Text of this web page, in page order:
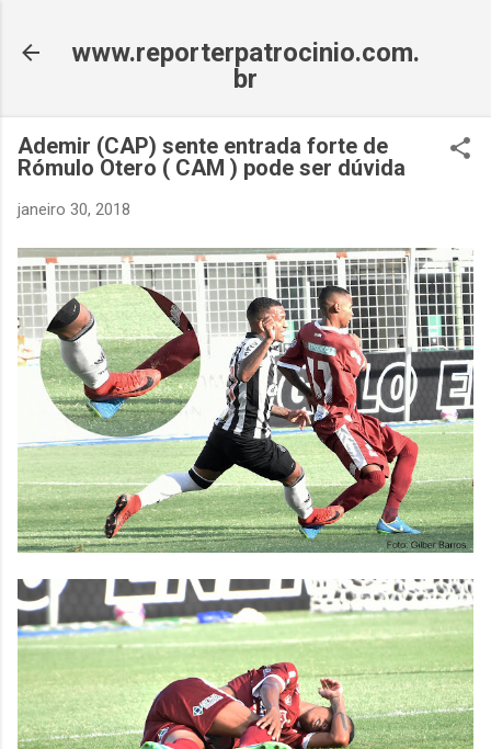
www.reporterpatrocinio.com.
br
Ademir (CAP) sente entrada forte de
Rómulo Otero ( CAM ) pode ser dúvida
janeiro 30, 2018